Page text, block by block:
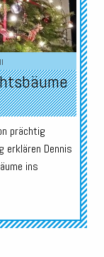
prächtig
erklären Dennis
ins